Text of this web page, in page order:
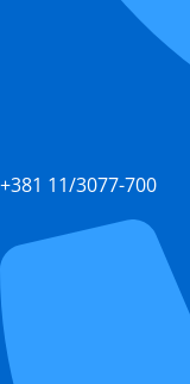
+381 11/3077-700